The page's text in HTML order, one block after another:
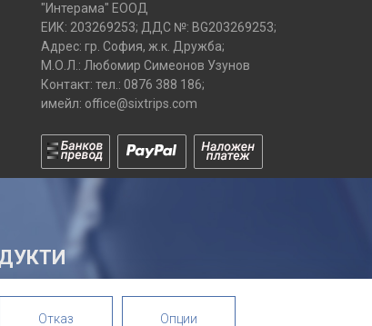
"Интерама" ЕООД
ЕИК: 203269253; ДДС №: BG203269253;
Адрес: гр. София, ж.к. Дружба;
М.О.Л.: Любомир Симеонов Узунов
Контакт: тел.: 0876 388 186;
имейл: office@sixtrips.com
Отказ Опции